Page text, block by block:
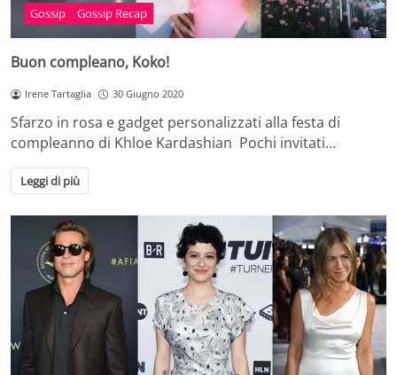
Gossip Gossip Recap
Buon compleano, Koko!
Irene Tartaglia 30 Giugno 2020
Sfarzo in rosa e gadget personalizzati alla festa di
compleanno di Khloe Kardashian Pochi invitati…
Leggi di più